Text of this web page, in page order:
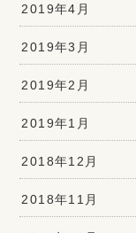
2019年4月
2019年3月
2019年2月
2019年1月
2018年12月
2018年11月